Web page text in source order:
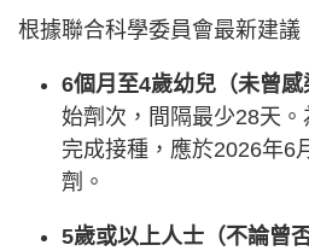
根據聯合科學委員會最新建議
6個月至4歲幼兒（未曾感
始劑次，間隔最少28天
完成接種，應於2026年6
劑。
5歲或以上人士（不論曾否